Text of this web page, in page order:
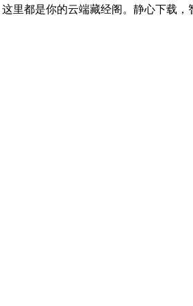
都是你的云端藏经阁。静心下载，